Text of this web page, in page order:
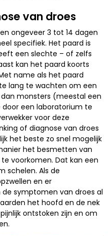
van droes
ongeveer 3 tot 14 dagen
specifiek. Het paard is
een slechte – of zelfs
kan het paard koorts
name als het paard
lang te wachten om een
monsters (meestal een
een laboratorium te
voor deze
of diagnose van droes
het beste zo snel mogelijk
het besmetten van
voorkomen. Dat kan een
schelen. Als de
en er
symptomen van droes al
het hoofd en de nek
ontstoken zijn en om